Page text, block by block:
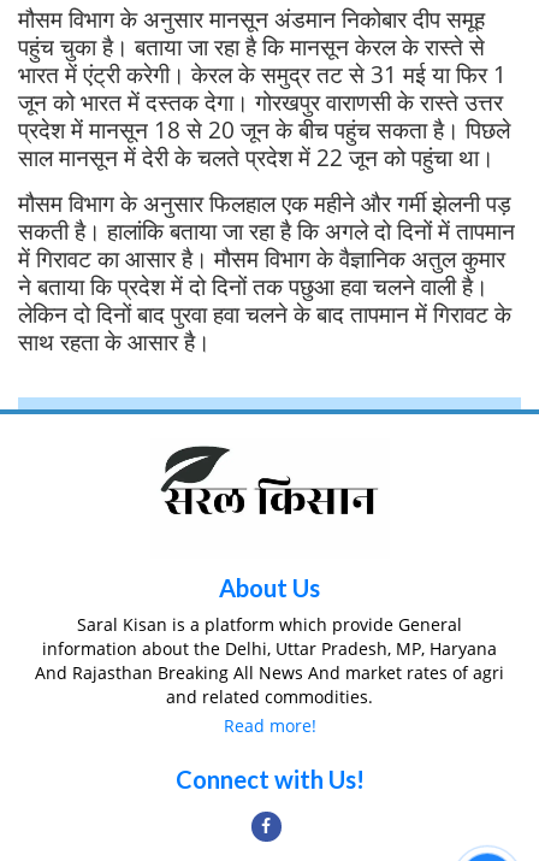
मौसम विभाग के अनुसार मानसून अंडमान निकोबार दीप समूह
पहुंच चुका है। बताया जा रहा है कि मानसून केरल के रास्ते से
भारत में एंट्री करेगी। केरल के समुद्र तट से 31 मई या फिर 1
जून को भारत में दस्तक देगा। गोरखपुर वाराणसी के रास्ते उत्तर
प्रदेश में मानसून 18 से 20 जून के बीच पहुंच सकता है। पिछले
साल मानसून में देरी के चलते प्रदेश में 22 जून को पहुंचा था।
मौसम विभाग के अनुसार फिलहाल एक महीने और गर्मी झेलनी पड़
सकती है। हालांकि बताया जा रहा है कि अगले दो दिनों में तापमान
में गिरावट का आसार है। मौसम विभाग के वैज्ञानिक अतुल कुमार
ने बताया कि प्रदेश में दो दिनों तक पछुआ हवा चलने वाली है।
लेकिन दो दिनों बाद पुरवा हवा चलने के बाद तापमान में गिरावट के
साथ रहता के आसार है।
About Us
Saral Kisan is a platform which provide General
information about the Delhi, Uttar Pradesh, MP, Haryana
And Rajasthan Breaking All News And market rates of agri
and related commodities.
Read more!
Connect with Us!